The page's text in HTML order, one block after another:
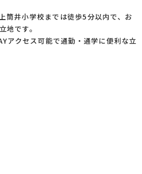
筒井小学校までは徒歩5分以内で、お
地です。
アクセス可能で通勤・通学に便利な立